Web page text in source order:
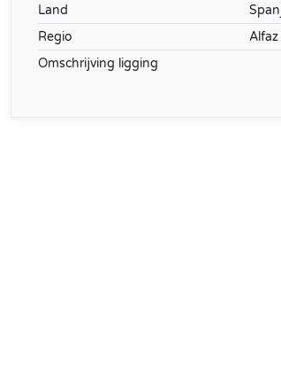
Land
Regio
Alfaz
Omschrijving ligging